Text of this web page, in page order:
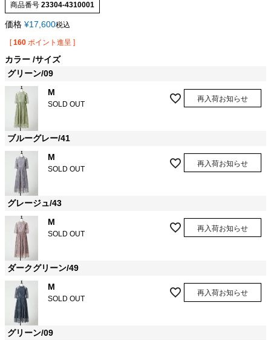
商品番号 23304-4310001
価格 ¥17,600税込
[ 160 ポイント進呈 ]
カラー サイズ
グリーン/09
M
SOLD OUT
再入荷お知らせ
ブルーグレー/41
M
SOLD OUT
再入荷お知らせ
グレージュ/43
M
SOLD OUT
再入荷お知らせ
ダークグリーン/49
M
SOLD OUT
再入荷お知らせ
グリーン/09